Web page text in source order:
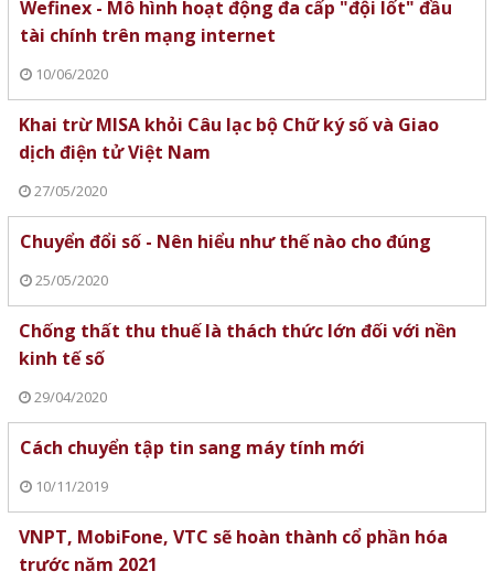
Wefinex - Mô hình hoạt động đa cấp "đội lốt" đầu
tài chính trên mạng internet
10/06/2020
Khai trừ MISA khỏi Câu lạc bộ Chữ ký số và Giao
dịch điện tử Việt Nam
27/05/2020
Chuyển đổi số - Nên hiểu như thế nào cho đúng
25/05/2020
Chống thất thu thuế là thách thức lớn đối với nền
kinh tế số
29/04/2020
Cách chuyển tập tin sang máy tính mới
10/11/2019
VNPT, MobiFone, VTC sẽ hoàn thành cổ phần hóa
trước năm 2021